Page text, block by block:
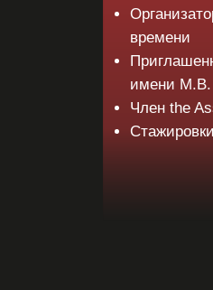
времени
имени М.В.
Член the